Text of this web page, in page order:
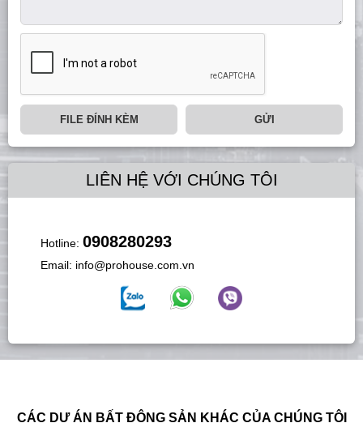
FILE ĐÍNH KÈM GỬI
LIÊN HỆ VỚI CHÚNG TÔI
Hotline: 0908280293
Email: info@prohouse.com.vn
CÁC DỰ ÁN BẤT ĐỘNG SẢN KHÁC CỦA CHÚNG TÔI